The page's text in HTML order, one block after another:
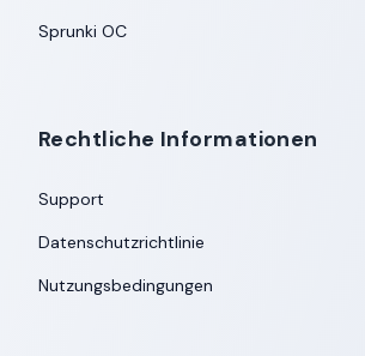
Sprunki OC
Rechtliche Informationen
Support
Datenschutzrichtlinie
Nutzungsbedingungen